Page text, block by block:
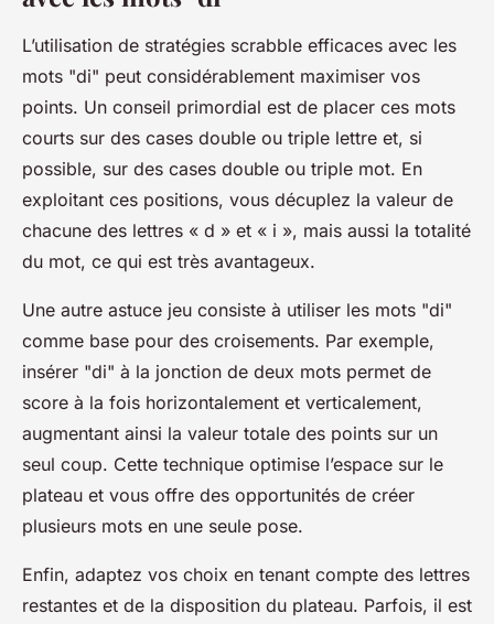
L’utilisation de stratégies scrabble efficaces avec les
mots "di" peut considérablement maximiser vos
points. Un conseil primordial est de placer ces mots
courts sur des cases double ou triple lettre et, si
possible, sur des cases double ou triple mot. En
exploitant ces positions, vous décuplez la valeur de
chacune des lettres « d » et « i », mais aussi la totalité
du mot, ce qui est très avantageux.
Une autre astuce jeu consiste à utiliser les mots "di"
comme base pour des croisements. Par exemple,
insérer "di" à la jonction de deux mots permet de
score à la fois horizontalement et verticalement,
augmentant ainsi la valeur totale des points sur un
seul coup. Cette technique optimise l’espace sur le
plateau et vous offre des opportunités de créer
plusieurs mots en une seule pose.
Enfin, adaptez vos choix en tenant compte des lettres
restantes et de la disposition du plateau. Parfois, il est